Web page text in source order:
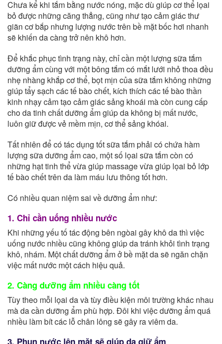
Chưa kể khi tắm bằng nước nóng, mặc dù giúp cơ thể lọai
bỏ được những căng thẳng, cũng như tạo cảm giác thư
giãn cơ bắp nhưng lượng nước trên bề mặt bốc hơi nhanh
sẽ khiến da càng trở nên khô hơn.
Để khắc phục tình trạng này, chỉ cần một lượng sữa tắm
dưỡng ẩm cùng với một bông tắm có mắt lưới nhỏ thoa đều
nhẹ nhàng khắp cơ thể, bọt mịn của sữa tắm không những
giúp tẩy sạch các tế bào chết, kích thích các tế bào thần
kinh nhạy cảm tạo cảm giác sảng khoái mà còn cung cấp
cho da tinh chất dưỡng ẩm giúp da không bị mất nước,
luôn giữ được vẻ mềm mịn, cơ thể sảng khóai.
Tất nhiên để có tác dụng tốt sữa tắm phải có chứa hàm
lượng sữa dưỡng ẩm cao, một số lọai sữa tắm còn có
những hạt tinh thể vừa giúp massage vừa giúp lọai bỏ lớp
tế bào chết trên da làm máu lưu thông tốt hơn.
Có nhiều quan niệm sai về dưỡng ẩm như:
1. Chỉ cần uống nhiều nước
Khi những yếu tố tác động bên ngòai gây khô da thì việc
uống nước nhiều cũng không giúp da tránh khỏi tình trạng
khô, nhám. Một chất dưỡng ẩm ở bề mặt da sẽ ngăn chặn
việc mất nước một cách hiệu quả.
2. Càng dưỡng ẩm nhiều càng tốt
Tùy theo mỗi lọai da và tùy điều kiện môi trường khác nhau
mà da cần dưỡng ẩm phù hợp. Đôi khi việc dưỡng ẩm quá
nhiều làm bít các lỗ chân lông sẽ gây ra viêm da.
3. Phun nước lên mặt sẽ giúp da giữ ẩm